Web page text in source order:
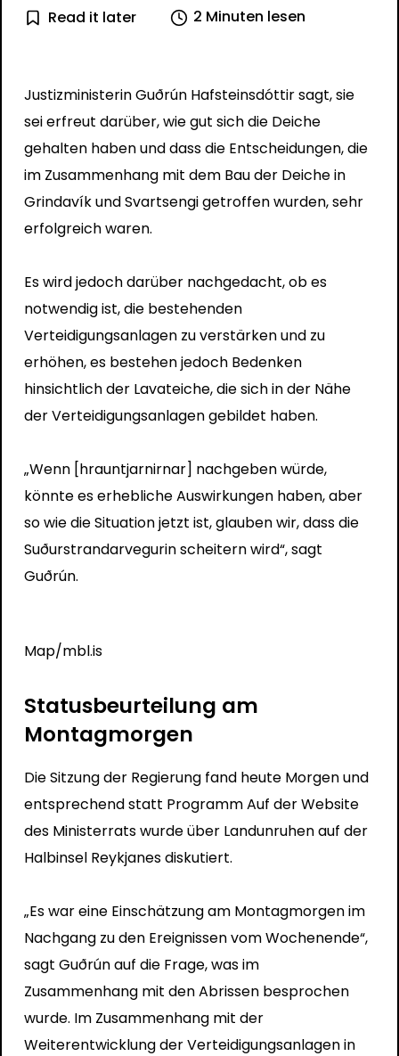
Read it later 2 Minuten lesen
Justizministerin Guðrún Hafsteinsdóttir sagt, sie
sei erfreut darüber, wie gut sich die Deiche
gehalten haben und dass die Entscheidungen, die
im Zusammenhang mit dem Bau der Deiche in
Grindavík und Svartsengi getroffen wurden, sehr
erfolgreich waren.
Es wird jedoch darüber nachgedacht, ob es
notwendig ist, die bestehenden
Verteidigungsanlagen zu verstärken und zu
erhöhen, es bestehen jedoch Bedenken
hinsichtlich der Lavateiche, die sich in der Nähe
der Verteidigungsanlagen gebildet haben.
„Wenn [hrauntjarnirnar] nachgeben würde,
könnte es erhebliche Auswirkungen haben, aber
so wie die Situation jetzt ist, glauben wir, dass die
Suðurstrandarvegurin scheitern wird“, sagt
Guðrún.
Map/mbl.is
Statusbeurteilung am
Montagmorgen
Die Sitzung der Regierung fand heute Morgen und
entsprechend statt ProgrammAuf der Website
des Ministerrats wurde über Landunruhen auf der
Halbinsel Reykjanes diskutiert.
„Es war eine Einschätzung am Montagmorgen im
Nachgang zu den Ereignissen vom Wochenende“,
sagt Guðrún auf die Frage, was im
Zusammenhang mit den Abrissen besprochen
wurde. Im Zusammenhang mit der
Weiterentwicklung der Verteidigungsanlagen in